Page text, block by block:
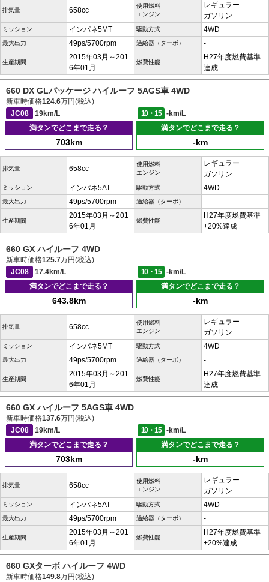
排気量 658cc
使用燃料
エンジン
レギュラー
ガソリン
ミッション インパネ5MT 駆動方式 4WD
最大出力 49ps/5700rpm 過給器（ターボ） -
生産期間
2015年03月～201
6年01月
燃費性能
H27年度燃費基準
達成
660 DX GLパッケージ ハイルーフ 5AGS車 4WD
新車時価格124.6万円(税込)
JC08
19km/L 10・15
-km/L
満タンでどこまで走る？
703km
満タンでどこまで走る？
-km
排気量 658cc
使用燃料
エンジン
レギュラー
ガソリン
ミッション インパネ5AT 駆動方式 4WD
最大出力 49ps/5700rpm 過給器（ターボ） -
生産期間
2015年03月～201
6年01月
燃費性能
H27年度燃費基準
+20%達成
660 GX ハイルーフ 4WD
新車時価格125.7万円(税込)
JC08
17.4km/L 10・15
-km/L
満タンでどこまで走る？
643.8km
満タンでどこまで走る？
-km
排気量 658cc
使用燃料
エンジン
レギュラー
ガソリン
ミッション インパネ5MT 駆動方式 4WD
最大出力 49ps/5700rpm 過給器（ターボ） -
生産期間
2015年03月～201
6年01月
燃費性能
H27年度燃費基準
達成
660 GX ハイルーフ 5AGS車 4WD
新車時価格137.6万円(税込)
JC08
19km/L 10・15
-km/L
満タンでどこまで走る？
703km
満タンでどこまで走る？
-km
排気量 658cc
使用燃料
エンジン
レギュラー
ガソリン
ミッション インパネ5AT 駆動方式 4WD
最大出力 49ps/5700rpm 過給器（ターボ） -
生産期間
2015年03月～201
6年01月
燃費性能
H27年度燃費基準
+20%達成
660 GXターボ ハイルーフ 4WD
新車時価格149.8万円(税込)